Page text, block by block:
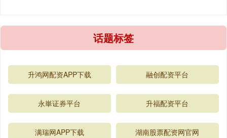
话题标签
升鸿网配资APP下载 融创配资平台
永崋证券平台 升福配资平台
满瑞网APP下载 湖南股票配资网官网